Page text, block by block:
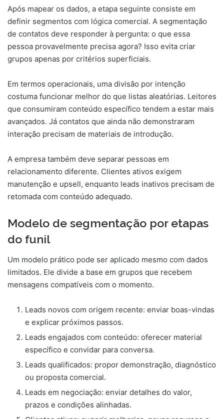
Após mapear os dados, a etapa seguinte consiste em
definir segmentos com lógica comercial. A segmentação
de contatos deve responder à pergunta: o que essa
pessoa provavelmente precisa agora? Isso evita criar
grupos apenas por critérios superficiais.
Em termos operacionais, uma divisão por intenção
costuma funcionar melhor do que listas aleatórias. Leitores
que consumiram conteúdo específico tendem a estar mais
avançados. Já contatos que ainda não demonstraram
interação precisam de materiais de introdução.
A empresa também deve separar pessoas em
relacionamento diferente. Clientes ativos exigem
manutenção e upsell, enquanto leads inativos precisam de
retomada com conteúdo adequado.
Modelo de segmentação por etapas
do funil
Um modelo prático pode ser aplicado mesmo com dados
limitados. Ele divide a base em grupos que recebem
mensagens compatíveis com o momento.
Leads novos com origem recente: enviar boas-vindas
e explicar próximos passos.
Leads engajados com conteúdo: oferecer material
específico e convidar para conversa.
Leads qualificados: propor demonstração, diagnóstico
ou proposta comercial.
Leads em negociação: enviar detalhes do valor,
prazos e condições alinhadas.